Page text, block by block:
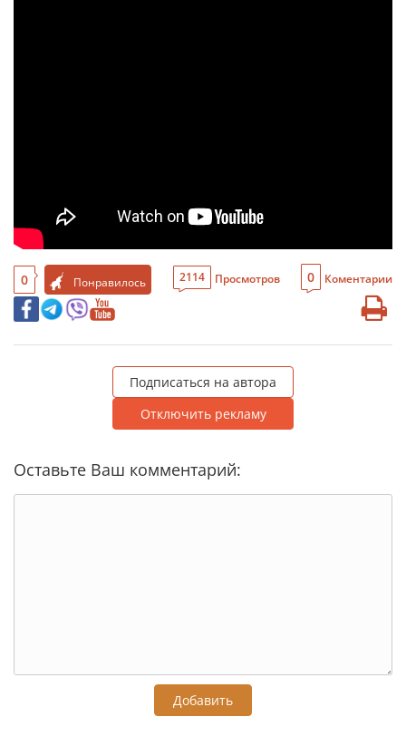
0 Понравилось 2114 Просмотров 0 Коментарии
Подписаться на автора
Отключить рекламу
Оставьте Ваш комментарий:
Добавить